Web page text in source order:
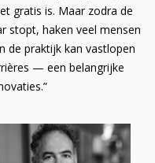
gratis is. Maar zodra de
stopt, haken veel mensen
de praktijk kan vastlopen
— een belangrijke